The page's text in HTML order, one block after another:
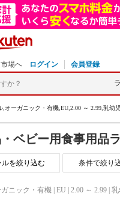
場へ ログイン 会員登録
,オーガニック・有機,EU,2.00 ～ 2.99,乳幼
ベビー用食事用品
条件で絞り
ニック・有機 | EU | 2.00 ～ 2.99 |